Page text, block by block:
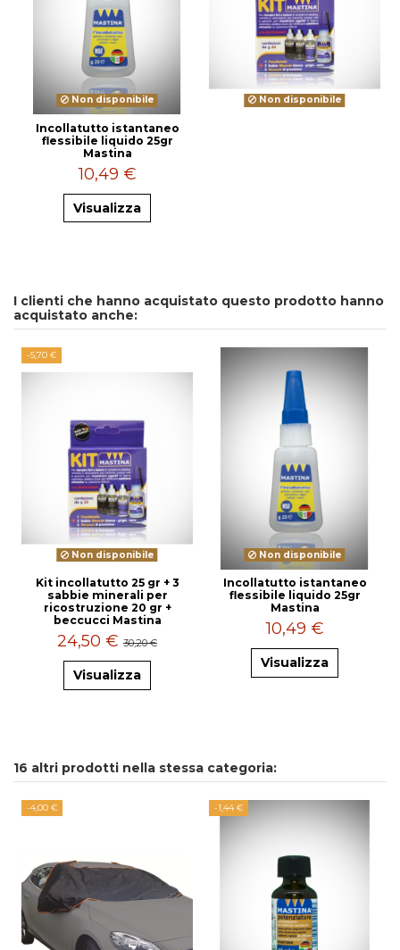
Non disponibile
Incollatutto istantaneo
flessibile liquido 25gr
Mastina
10,49 €
Visualizza
Non disponibile
I clienti che hanno acquistato questo prodotto hanno
acquistato anche:
-5,70 €
Non disponibile
Kit incollatutto 25 gr + 3
sabbie minerali per
ricostruzione 20 gr +
beccucci Mastina
24,50 € 30,20 €
Visualizza
Non disponibile
Incollatutto istantaneo
flessibile liquido 25gr
Mastina
10,49 €
Visualizza
16 altri prodotti nella stessa categoria:
-4,00 € -1,44 €